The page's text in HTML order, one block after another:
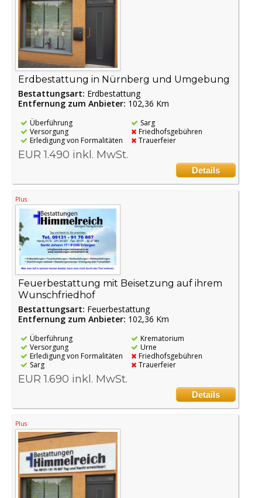
Erdbestattung in Nürnberg und Umgebung
Bestattungsart: Erdbestattung
Entfernung zum Anbieter: 102,36 Km
Überführung
Versorgung
Erledigung von Formalitäten
Sarg
Friedhofsgebühren
Trauerfeier
EUR 1.490 inkl. MwSt.
Details
Plus
Feuerbestattung mit Beisetzung auf ihrem
Wunschfriedhof
Bestattungsart: Feuerbestattung
Entfernung zum Anbieter: 102,36 Km
Überführung
Versorgung
Erledigung von Formalitäten
Sarg
Krematorium
Urne
Friedhofsgebühren
Trauerfeier
EUR 1.690 inkl. MwSt.
Details
Plus